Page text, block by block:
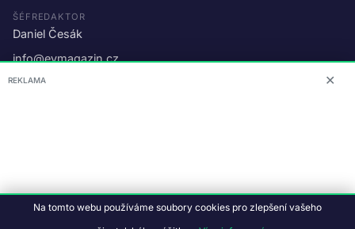
ŠÉFREDAKTOR
Daniel Česák
info@evmagazin.cz
O nás
© 2026 EV Magazin.Podmínky a ochrana dat.
REKLAMA ✕
Na tomto webu používáme soubory cookies pro zlepšení vašeho